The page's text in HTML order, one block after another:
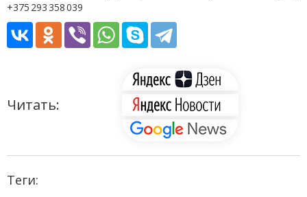
+375 293 358 039
Читать:
Теги: